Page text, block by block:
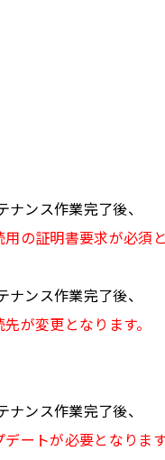
ンス作業完了後、
の証明書要求が必須と
ンス作業完了後、
が変更となります。
ンス作業完了後、
ートが必要となります